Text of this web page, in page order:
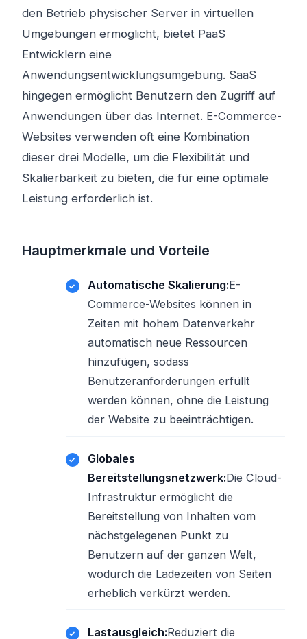
den Betrieb physischer Server in virtuellen
Umgebungen ermöglicht, bietet PaaS
Entwicklern eine
Anwendungsentwicklungsumgebung. SaaS
hingegen ermöglicht Benutzern den Zugriff auf
Anwendungen über das Internet. E-Commerce-
Websites verwenden oft eine Kombination
dieser drei Modelle, um die Flexibilität und
Skalierbarkeit zu bieten, die für eine optimale
Leistung erforderlich ist.
Hauptmerkmale und Vorteile
Automatische Skalierung:E-
Commerce-Websites können in
Zeiten mit hohem Datenverkehr
automatisch neue Ressourcen
hinzufügen, sodass
Benutzeranforderungen erfüllt
werden können, ohne die Leistung
der Website zu beeinträchtigen.
Globales
Bereitstellungsnetzwerk:Die Cloud-
Infrastruktur ermöglicht die
Bereitstellung von Inhalten vom
nächstgelegenen Punkt zu
Benutzern auf der ganzen Welt,
wodurch die Ladezeiten von Seiten
erheblich verkürzt werden.
Lastausgleich:Reduziert die